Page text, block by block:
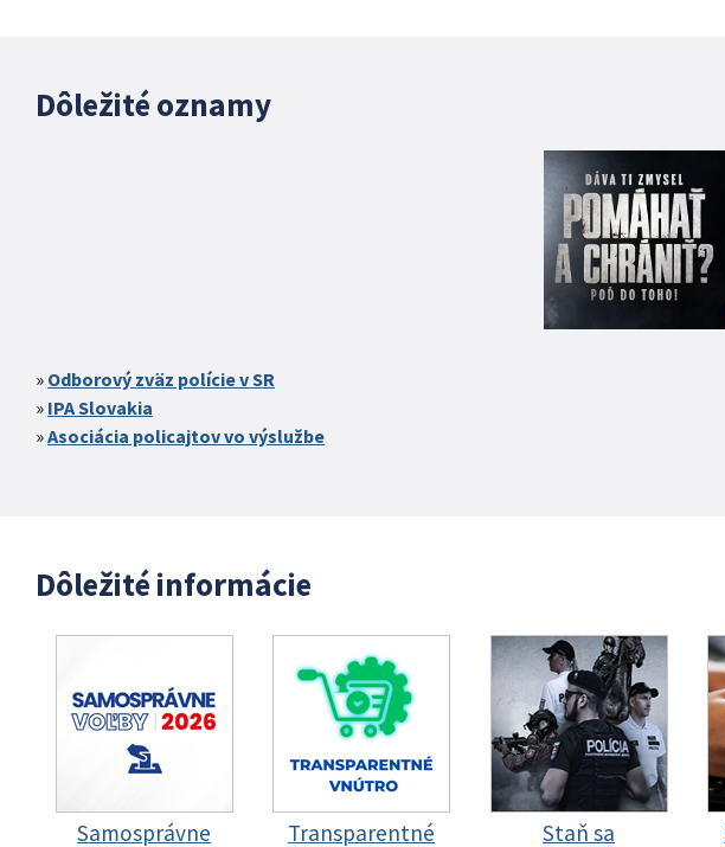
Dôležité oznamy
Odborový zväz polície v SR
IPA Slovakia
Asociácia policajtov vo výslužbe
Dôležité informácie
Samosprávne
Transparentné
Staň sa